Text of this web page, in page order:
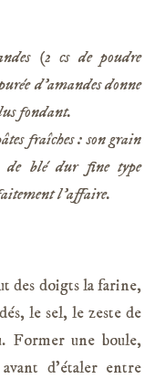
(2 cs de poudre
d’amandes donne
fondant.
fraîches : son grain
de blé dur fine type
l’affaire.
des doigts la farine,
le sel, le zeste de
Former une boule,
d’étaler entre